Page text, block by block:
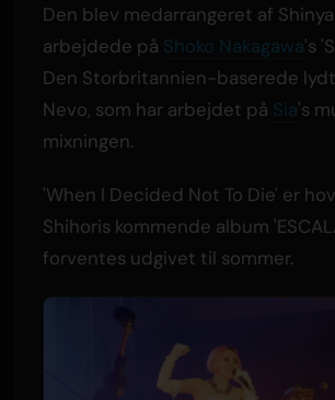
Den blev medarrangeret af
arbejdede på Shoko Nakagawa's
Den Storbritannien-baserede
Nevo, som har arbejdet på Sia's
mixningen.
'When I Decided Not To Die' er
Shihoris kommende album
forventes udgivet til sommer.